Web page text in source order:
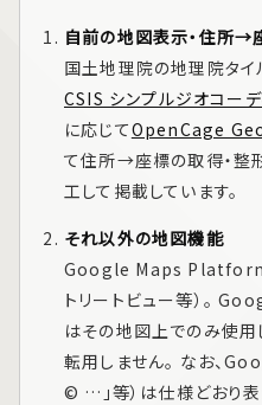
自前の地図表示・住所→
国土地理院の地理院タイ
CSIS シンプルジオコー
に応じてOpenCage
て住所→座標の取得・整
工して掲載しています。
それ以外の地図機能
Google Maps
トリートビュー等）。
はその地図上でのみ使用
転用しません。 なお、
© …」等）は仕様どおり表